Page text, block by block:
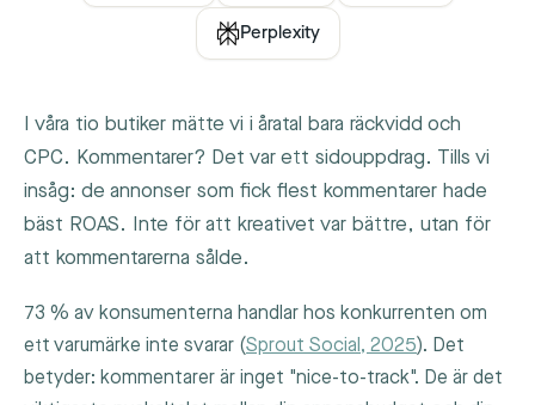
Perplexity
I våra tio butiker mätte vi i åratal bara räckvidd och
CPC. Kommentarer? Det var ett sidouppdrag. Tills vi
insåg: de annonser som fick flest kommentarer hade
bäst ROAS. Inte för att kreativet var bättre, utan för
att kommentarerna sålde.
73 % av konsumenterna handlar hos konkurrenten om
ett varumärke inte svarar (Sprout Social, 2025). Det
betyder: kommentarer är inget "nice-to-track". De är det